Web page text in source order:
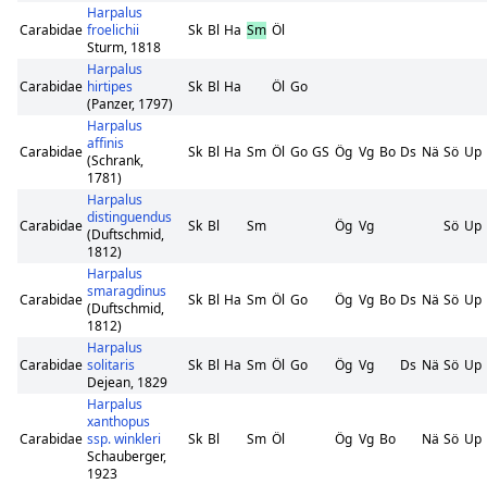
Carabidae
Harpalus
froelichii
Sturm, 1818
Sk Bl Ha Sm Öl
Carabidae
Harpalus
hirtipes
(Panzer, 1797)
Sk Bl Ha Öl Go
Carabidae
Harpalus
affinis
(Schrank,
1781)
Sk Bl Ha Sm Öl Go GS Ög Vg Bo Ds Nä Sö Up
Carabidae
Harpalus
distinguendus
(Duftschmid,
1812)
Sk Bl Sm Ög Vg Sö Up
Carabidae
Harpalus
smaragdinus
(Duftschmid,
1812)
Sk Bl Ha Sm Öl Go Ög Vg Bo Ds Nä Sö Up
Carabidae
Harpalus
solitaris
Dejean, 1829
Sk Bl Ha Sm Öl Go Ög Vg Ds Nä Sö Up
Carabidae
Harpalus
xanthopus
ssp. winkleri
Schauberger,
1923
Sk Bl Sm Öl Ög Vg Bo Nä Sö Up